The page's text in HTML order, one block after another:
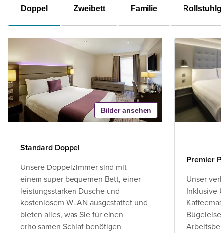
Doppel Zweibett Familie
Bilder ansehen
Standard Doppel
Unsere Doppelzimmer sind mit
einem super bequemen Bett, einer
leistungsstarken Dusche und
kostenlosem WLAN ausgestattet und
bieten alles, was Sie für einen
erholsamen Schlaf benötigen
Premier
Unser
Inklusive